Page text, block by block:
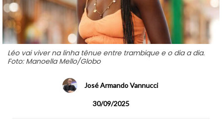
Léo vai viver na linha tênue entre trambique e o dia a dia.
Foto: Manoella Mello/Globo
José Armando Vannucci
30/09/2025